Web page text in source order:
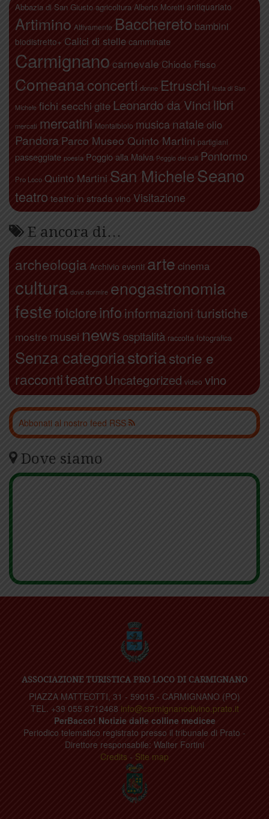
Abbazia di San Giusto agricoltura Alberto Moretti antiquariato
Artimino Attivamente Bacchereto bambini
biodistretto+ Calici di stelle camminate
Carmignano carnevale Chiodo Fisso
Comeanaconcerti donne Etruschi festa di San
Michele fichi secchi gite Leonardo da Vinci libri
mercati mercatini Montalbiolo musica natale olio
Pandora Parco Museo Quinto Martini partigiani
passeggiate poesia Poggio alla Malva Poggio dei colli Pontormo
Pro Loco Quinto Martini San MicheleSeano
teatro teatro in strada vino Visitazione
E ancora di…
archeologia Archivio eventi arte cinema
cultura dove dormire enogastronomia
festefolcloreinfo informazioni turistiche
mostre musei news ospitalità raccolta fotografica
Senza categoriastoriastorie e
raccontiteatroUncategorized video vino
Abbonati al nostro feed RSS
Dove siamo
ASSOCIAZIONE TURISTICA PRO LOCO DI CARMIGNANO
PIAZZA MATTEOTTI, 31 - 59015 - CARMIGNANO (PO)
TEL. +39 055 8712468 info@carmignanodivino.prato.it
PerBacco! Notizie dalle colline medicee
Periodico telematico registrato presso il tribunale di Prato -
Direttore responsabile: Walter Fortini
Credits - Site map